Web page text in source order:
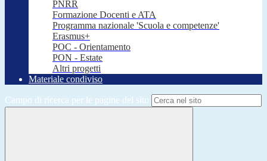
PNRR
Formazione Docenti e ATA
Programma nazionale 'Scuola e competenze'
Erasmus+
POC - Orientamento
PON - Estate
Altri progetti
Materiale condiviso
Campo di ricerca per le pagine del sito